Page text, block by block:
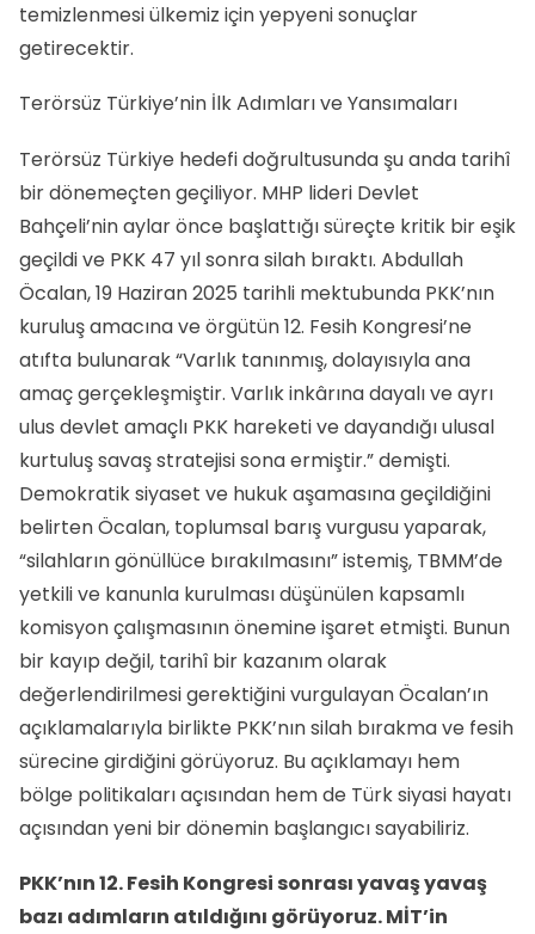
temizlenmesi ülkemiz için yepyeni sonuçlar
getirecektir.
Terörsüz Türkiye’nin İlk Adımları ve Yansımaları
Terörsüz Türkiye hedefi doğrultusunda şu anda tarihî
bir dönemeçten geçiliyor. MHP lideri Devlet
Bahçeli’nin aylar önce başlattığı süreçte kritik bir eşik
geçildi ve PKK 47 yıl sonra silah bıraktı. Abdullah
Öcalan, 19 Haziran 2025 tarihli mektubunda PKK’nın
kuruluş amacına ve örgütün 12. Fesih Kongresi’ne
atıfta bulunarak “Varlık tanınmış, dolayısıyla ana
amaç gerçekleşmiştir. Varlık inkârına dayalı ve ayrı
ulus devlet amaçlı PKK hareketi ve dayandığı ulusal
kurtuluş savaş stratejisi sona ermiştir.” demişti.
Demokratik siyaset ve hukuk aşamasına geçildiğini
belirten Öcalan, toplumsal barış vurgusu yaparak,
“silahların gönüllüce bırakılmasını” istemiş, TBMM’de
yetkili ve kanunla kurulması düşünülen kapsamlı
komisyon çalışmasının önemine işaret etmişti. Bunun
bir kayıp değil, tarihî bir kazanım olarak
değerlendirilmesi gerektiğini vurgulayan Öcalan’ın
açıklamalarıyla birlikte PKK’nın silah bırakma ve fesih
sürecine girdiğini görüyoruz. Bu açıklamayı hem
bölge politikaları açısından hem de Türk siyasi hayatı
açısından yeni bir dönemin başlangıcı sayabiliriz.
PKK’nın 12. Fesih Kongresi sonrası yavaş yavaş
bazı adımların atıldığını görüyoruz. MİT’in